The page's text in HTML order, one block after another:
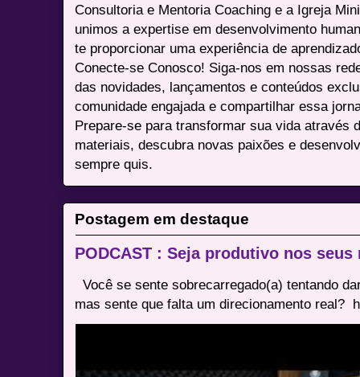
Consultoria e Mentoria Coaching e a Igreja
unimos a expertise em desenvolvimento
te proporcionar uma experiência de
Conecte-se Conosco! Siga-nos em nossas
das novidades, lançamentos e conteúdos
comunidade engajada e compartilhar essa
Prepare-se para transformar sua vida através
materiais, descubra novas paixões e
sempre quis.
Postagem em destaque
PODCAST : Seja produtivo nos seus
Você se sente sobrecarregado(a) tentando
mas sente que falta um direcionamento real?